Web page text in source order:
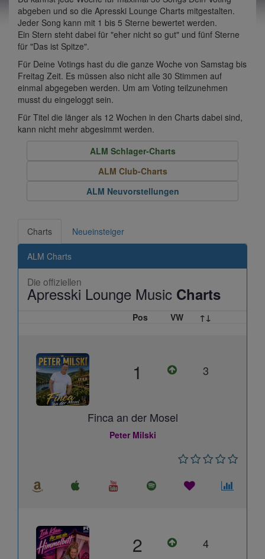
abgeben und so die Apresski Lounge Charts mitgestalten.
Jeder Song kann mit 1 bis 5 Sterne bewertet werden.
Ein Stern steht dabei für "eher nicht so gut" und fünf Sterne
für "Das ist Spitze".
Für Deine Votings hast du die ganze Woche von Samstag bis
Freitag Zeit. Es müssen also nicht alle 30 Stimmen auf
einmal abgegeben werden. Um am Voting teilzunehmen
musst du eingeloggt sein.
Für Titel die länger als 12 Wochen in den Charts dabei sind,
kann nicht mehr abgesimmt werden.
ALM Schlager-Charts
ALM Club-Charts
ALM Neuvorstellungen
Charts Neueinsteiger
ALM Charts
Die offiziellen
Apresski Lounge Music Charts
Pos VW ↑↓
1 3
Finca an der Mosel
Peter Milski
2 4